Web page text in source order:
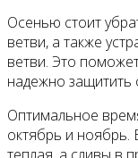
Осенью стоит
ветви, а также
ветви. Это
надежно защитить
Оптимальное
октябрь и ноябрь.